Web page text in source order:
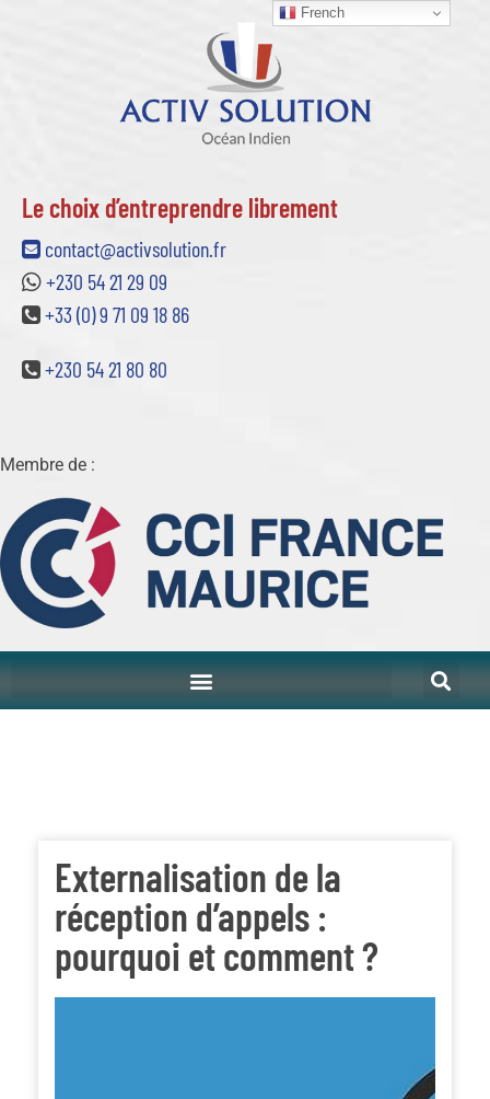
Le choix d’entreprendre librement
contact@activsolution.fr
+230 54 21 29 09
+33 (0) 9 71 09 18 86
+230 54 21 80 80
Membre de :
Externalisation de la
réception d’appels :
pourquoi et comment ?
French